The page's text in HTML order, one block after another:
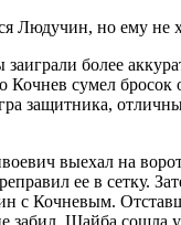
Людучин, но ему не
заиграли более
сумел бросок
защитника,
выехал на
ее в сетку.
с Кочневым.
забил. Шайба сошла